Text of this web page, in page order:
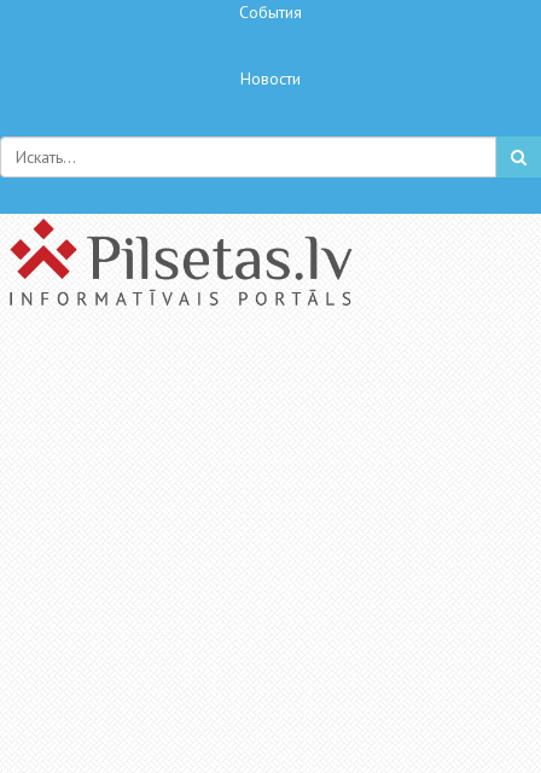
Cобытия
Hовости